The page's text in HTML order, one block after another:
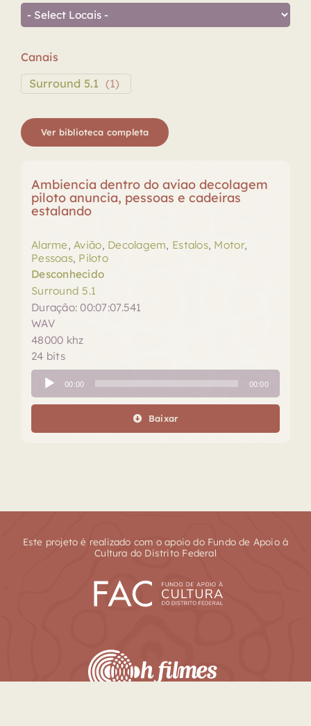
Canais
Surround 5.1 (1)
Ver biblioteca completa
Ambiencia dentro do aviao decolagem
piloto anuncia, pessoas e cadeiras
estalando
Alarme, Avião, Decolagem, Estalos, Motor,
Pessoas, Piloto
Desconhecido
Surround 5.1
Duração: 00:07:07.541
WAV
48000 khz
24 bits
Tocador
de
áudio
00:00 00:00
Baixar
Este projeto é realizado com o apoio do Fundo de Apoio à
Cultura do Distrito Federal